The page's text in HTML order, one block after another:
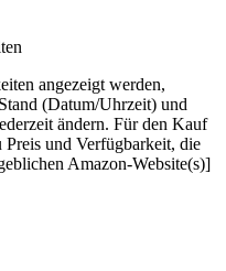
angezeigt werden,
(Datum/Uhrzeit) und
ändern. Für den Kauf
Preis und Verfügbarkeit, die
Amazon-Website(s)]